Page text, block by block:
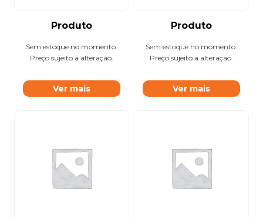
Produto
Sem estoque no momento.
Preço sujeito a alteração.
Ver mais
Produto
Sem estoque no momento.
Preço sujeito a alteração.
Ver mais